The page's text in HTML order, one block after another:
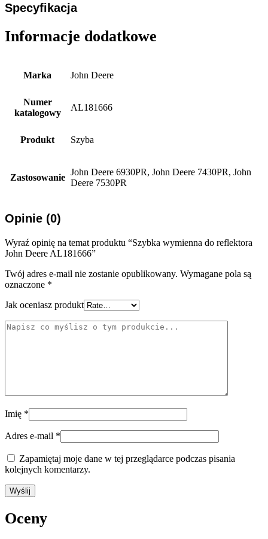
Specyfikacja
Informacje dodatkowe
Marka John Deere
Numer
katalogowy
AL181666
Produkt Szyba
Zastosowanie
John Deere 6930PR, John Deere 7430PR, John
Deere 7530PR
Opinie (0)
Wyraź opinię na temat produktu “Szybka wymienna do reflektora
John Deere AL181666”
Twój adres e-mail nie zostanie opublikowany. Wymagane pola są
oznaczone *
Jak oceniasz produkt
Imię *
Adres e-mail *
Zapamiętaj moje dane w tej przeglądarce podczas pisania
kolejnych komentarzy.
Oceny